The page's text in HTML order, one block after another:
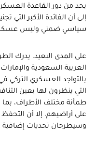
يحد من دور القاعدة
إلى أن الفائدة الأكبر التي
سياسي ضمني وليس
على المدى البعيد، يدرك
العربية السعودية
بالتواجد العسكري
التي ينظرون لها بعين
طمأنة مختلف الأطراف،
على أراضيهم، إلا أن
وسيطرحان تحديات إضافية